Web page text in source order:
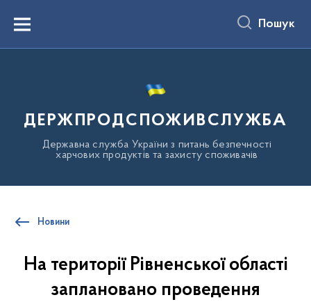
вмістуMenu Пошук
ДЕРЖПРОДСПОЖИВСЛУЖБА
Державна служба України з питань безпечності
харчових продуктів та захисту споживачів
Новини
На території Рівненської області
заплановано проведення